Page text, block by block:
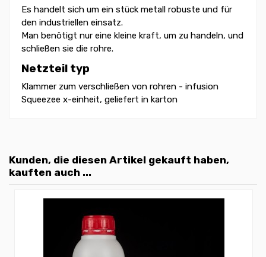
Es handelt sich um ein stück metall robuste und für
den industriellen einsatz.
Man benötigt nur eine kleine kraft, um zu handeln, und
schließen sie die rohre.
Netzteil typ
Klammer zum verschließen von rohren - infusion
Squeezee x-einheit, geliefert in karton
Kunden, die diesen Artikel gekauft haben,
kauften auch ...